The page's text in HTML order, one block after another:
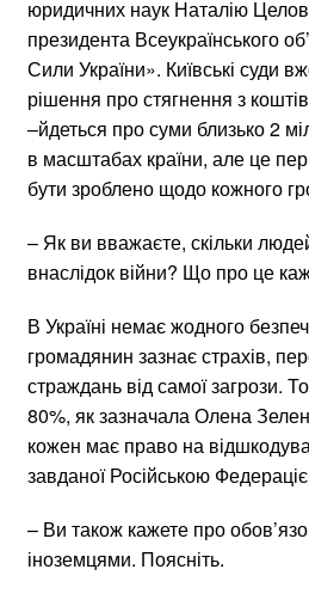
юридичних наук Наталію
президента Всеукраїнського
Сили України». Київські суди
рішення про стягнення з
–йдеться про суми близько 2
в масштабах країни, але це
бути зроблено щодо кожного
– Як ви вважаєте, скільки
внаслідок війни? Що про це
В Україні немає жодного
громадянин зазнає страхів,
страждань від самої загрози.
80%, як зазначала Олена
кожен має право на
завданої Російською
– Ви також кажете про
іноземцями. Поясніть.